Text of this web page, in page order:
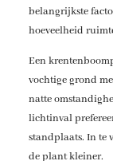
belangrijkste
hoeveelheid
Een
vochtige grond
natte
lichtinval
standplaats. In te
de plant kleiner.